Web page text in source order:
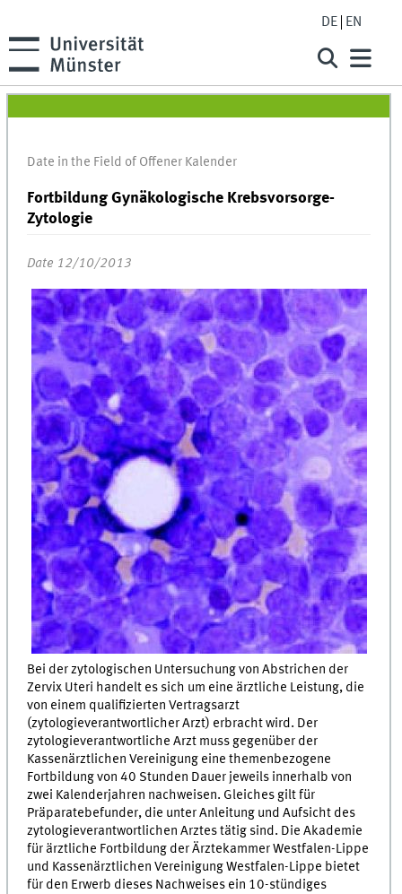
DE EN
Date in the Field of Offener Kalender
Fortbildung Gynäkologische Krebsvorsorge-
Zytologie
Date 12/10/2013
Bei der zytologischen Untersuchung von Abstrichen der
Zervix Uteri handelt es sich um eine ärztliche Leistung, die
von einem qualifizierten Vertragsarzt
(zytologieverantwortlicher Arzt) erbracht wird. Der
zytologieverantwortliche Arzt muss gegenüber der
Kassenärztlichen Vereinigung eine themenbezogene
Fortbildung von 40 Stunden Dauer jeweils innerhalb von
zwei Kalenderjahren nachweisen. Gleiches gilt für
Präparatebefunder, die unter Anleitung und Aufsicht des
zytologieverantwortlichen Arztes tätig sind. Die Akademie
für ärztliche Fortbildung der Ärztekammer Westfalen-Lippe
und Kassenärztlichen Vereinigung Westfalen-Lippe bietet
für den Erwerb dieses Nachweises ein 10-stündiges